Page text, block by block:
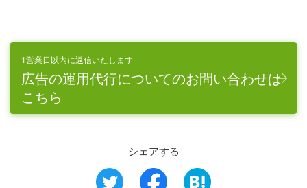
1営業日以内に返信いたします
広告の運用代行についてのお問い合わせは
こちら
シェアする